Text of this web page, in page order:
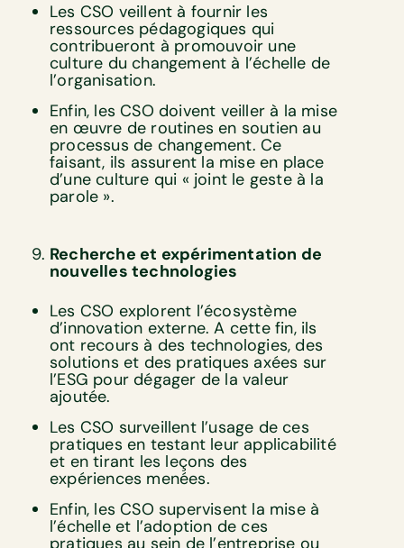
Les CSO veillent à fournir les
ressources pédagogiques qui
contribueront à promouvoir une
culture du changement à l’échelle de
l’organisation.
Enfin, les CSO doivent veiller à la mise
en œuvre de routines en soutien au
processus de changement. Ce
faisant, ils assurent la mise en place
d’une culture qui « joint le geste à la
parole ».
Recherche et expérimentation de
nouvelles technologies
Les CSO explorent l’écosystème
d’innovation externe. A cette fin, ils
ont recours à des technologies, des
solutions et des pratiques axées sur
l’ESG pour dégager de la valeur
ajoutée.
Les CSO surveillent l’usage de ces
pratiques en testant leur applicabilité
et en tirant les leçons des
expériences menées.
Enfin, les CSO supervisent la mise à
l’échelle et l’adoption de ces